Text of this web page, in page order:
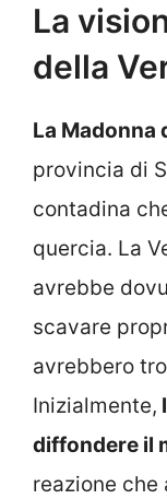
La
della
La Madonna
provincia di
contadina
quercia. La
avrebbe
scavare
avrebbero
Inizialmente,
diffondere il
reazione